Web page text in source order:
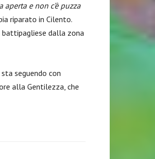
aperta e non c’è puzza
riparato in Cilento.
battipagliese dalla zona
seguendo con
alla Gentilezza, che